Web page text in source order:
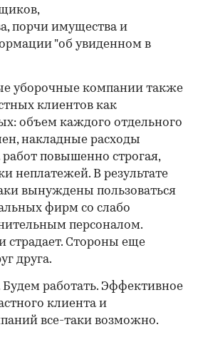
порчи имущества и
"об увиденном в
уборочные компании также
клиентов как
объем каждого отдельного
накладные расходы
повышенно строгая,
неплатежей. В результате
вынуждены пользоваться
фирм со слабо
персоналом.
страдает. Стороны еще
друга.
Будем работать. Эффективное
клиента и
все-таки возможно.